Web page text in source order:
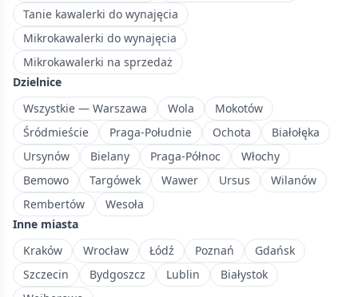
inwestycję.
Elegancka
dzielnica
z
charakterystyczną
architekturą
międzywojenną.
Tanie kawalerki do wynajęcia
Mikrokawalerki do wynajęcia
Mikrokawalerki na sprzedaż
Dzielnice
Wszystkie — Warszawa
Wola
Mokotów
Śródmieście
Praga-Południe Ochota
Białołęka
Ursynów
Bielany Praga-Północ
Włochy
Bemowo
Targówek Wawer Ursus
Wilanów
Rembertów
Wesoła
Inne miasta
Kraków
Wrocław Łódź Poznań
Gdańsk
Szczecin
Bydgoszcz Lublin
Białystok